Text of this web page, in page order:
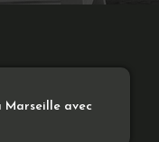
Marseille avec